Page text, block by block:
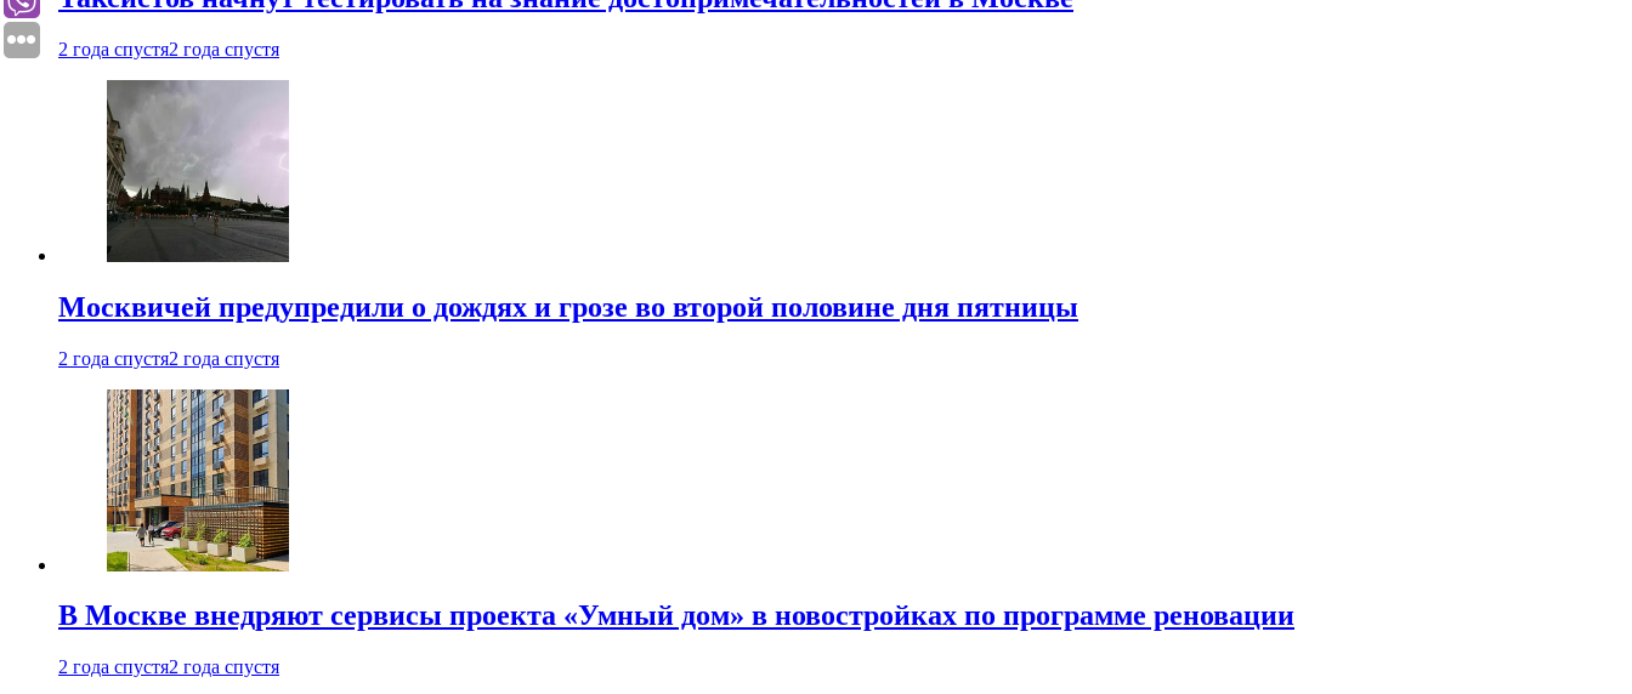
2 года спустя2 года спустя
Москвичей предупредили о дождях и грозе во второй половине дня пятницы
2 года спустя2 года спустя
В Москве внедряют сервисы проекта «Умный дом» в новостройках по программе реновации
2 года спустя2 года спустя